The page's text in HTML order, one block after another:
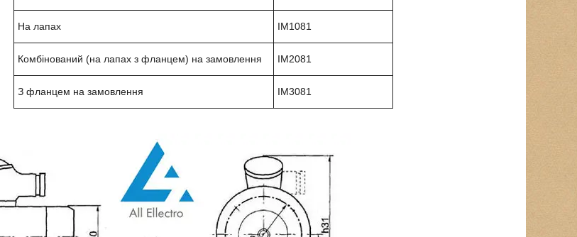
На лапах IM1081
Комбінований (на лапах з фланцем) на замовлення IM2081
З фланцем на замовлення IM3081